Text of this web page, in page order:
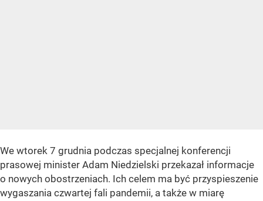
We wtorek 7 grudnia podczas specjalnej konferencji
prasowej minister Adam Niedzielski przekazał informacje
o nowych obostrzeniach. Ich celem ma być przyspieszenie
wygaszania czwartej fali pandemii, a także w miarę